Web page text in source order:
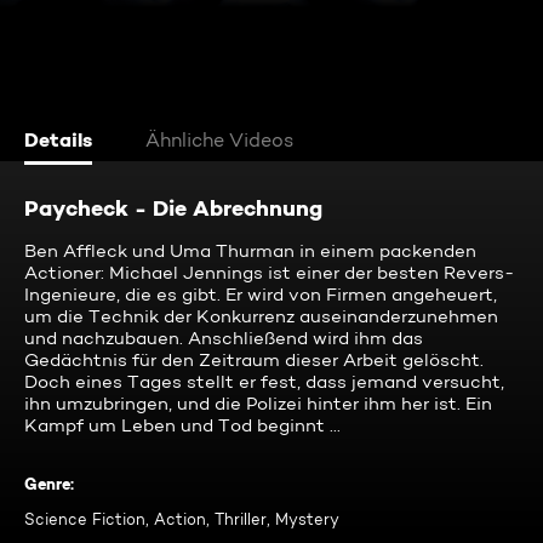
Details Ähnliche Videos
Paycheck - Die Abrechnung
Ben Affleck und Uma Thurman in einem packenden
Actioner: Michael Jennings ist einer der besten Revers-
Ingenieure, die es gibt. Er wird von Firmen angeheuert,
um die Technik der Konkurrenz auseinanderzunehmen
und nachzubauen. Anschließend wird ihm das
Gedächtnis für den Zeitraum dieser Arbeit gelöscht.
Doch eines Tages stellt er fest, dass jemand versucht,
ihn umzubringen, und die Polizei hinter ihm her ist. Ein
Kampf um Leben und Tod beginnt ...
Genre:
Science Fiction, Action, Thriller, Mystery